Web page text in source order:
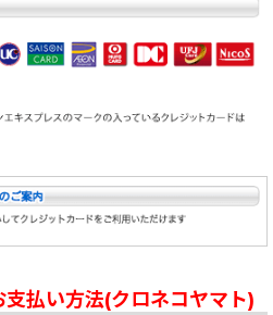
払い方法(クロネコヤマト)